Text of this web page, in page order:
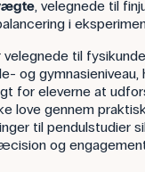
, velegnede til
i
velegnede til
og gymnasieniveau,
for eleverne at
love gennem
til pendulstudier
og